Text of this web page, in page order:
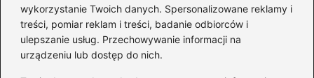
wykorzystanie Twoich danych. Spersonalizowane reklamy i
treści, pomiar reklam i treści, badanie odbiorców i
ulepszanie usług. Przechowywanie informacji na
urządzeniu lub dostęp do nich.
Kategorie